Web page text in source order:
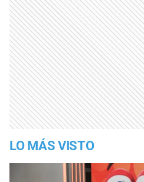
LO MÁS VISTO